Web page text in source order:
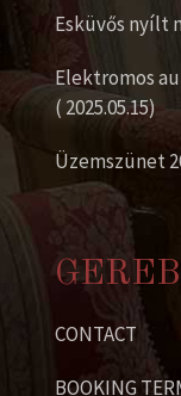
Esküvős nyílt
Elektromos
( 2025.05.15)
Üzemszünet
CONTACT
BOOKING